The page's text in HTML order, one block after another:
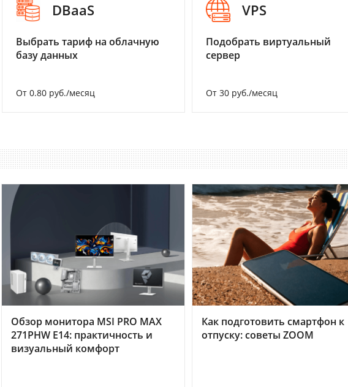
DBaaS
Выбрать тариф на облачную
базу данных
От 0.80 руб./месяц
VPS
Подобрать виртуальный
сервер
От 30 руб./месяц
Обзор монитора MSI PRO MAX
271PHW E14: практичность и
визуальный комфорт
Как подготовить смартфон к
отпуску: советы ZOOM